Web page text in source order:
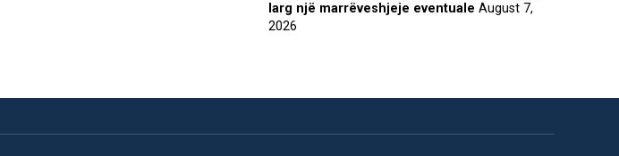
larg një marrëveshjeje eventuale August 7,
2026